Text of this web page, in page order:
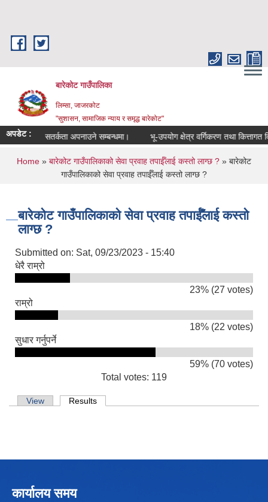
बारेकोट गाउँपालिका
लिम्सा, जाजरकोट
"सुशासन, सामाजिक न्याय र समृद्ध बारेकोट"
अपडेट :
उच्च सतर्कता अपनाउने सम्बन्धमा। भू-उपयोग क्षेत्र वर्गिकरण तथा कित्तागत
You are here
Home » बारेकोट गाउँपालिकाको सेवा प्रवाह तपाईँलाई कस्तो लाग्छ ? » बारेकोट
गाउँपालिकाको सेवा प्रवाह तपाईँलाई कस्तो लाग्छ ?
बारेकोट गाउँपालिकाको सेवा प्रवाह तपाईँलाई कस्तो
लाग्छ ?
Submitted on: Sat, 09/23/2023 - 15:40
धेरै राम्रो
23% (27 votes)
राम्रो
18% (22 votes)
सुधार गर्नुपर्ने
59% (70 votes)
Total votes: 119
Primary tabs
View Results
कार्यालय समय